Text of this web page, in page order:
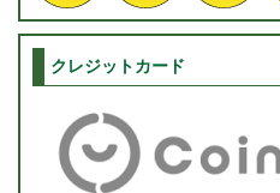
クレジットカード